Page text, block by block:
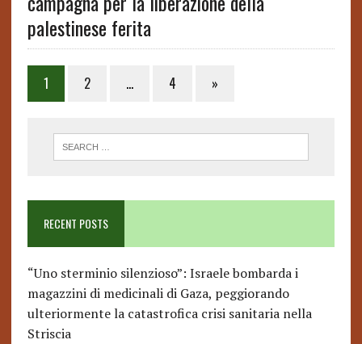
palestinese ferita
Posts
pagination
1 2 … 4 »
RECENT POSTS
“Uno sterminio silenzioso”: Israele bombarda i
magazzini di medicinali di Gaza, peggiorando
ulteriormente la catastrofica crisi sanitaria nella
Striscia